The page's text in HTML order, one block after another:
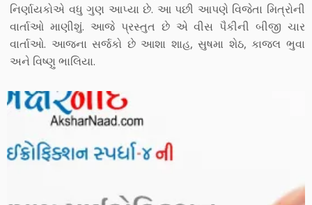
નિર્ણાયકોએ વધુ ગુણ આપ્યા છે. આ પછી આપણે વિજેતા મિત્રોની
વાર્તાઓ માણીશું. આજે પ્રસ્તુત છે એ વીસ પૈકીની બીજી ચાર
વાર્તાઓ. આજના સર્જકો છે આશા શાહ, સુષમા શેઠ, કાજલ ભુવા
અને વિષ્ણુ ભાલિયા.